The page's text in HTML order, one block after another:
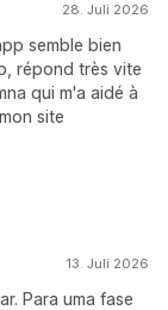
28. Juli 2026
semble bien
répond très vite
qui m'a aidé à
site
13. Juli 2026
Para uma fase